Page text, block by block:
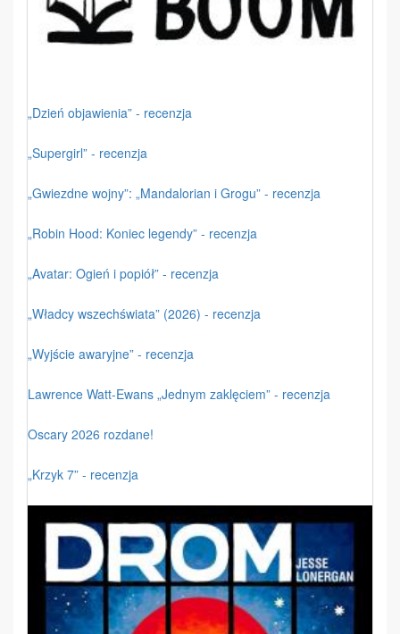
„Dzień objawienia” - recenzja
„Supergirl” - recenzja
„Gwiezdne wojny”: „Mandalorian i Grogu” - recenzja
„Robin Hood: Koniec legendy” - recenzja
„Avatar: Ogień i popiół” - recenzja
„Władcy wszechświata” (2026) - recenzja
„Wyjście awaryjne” - recenzja
Lawrence Watt-Ewans „Jednym zaklęciem” - recenzja
Oscary 2026 rozdane!
„Krzyk 7” - recenzja